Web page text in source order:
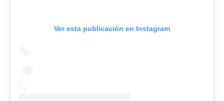
Ver esta publicación en Instagram